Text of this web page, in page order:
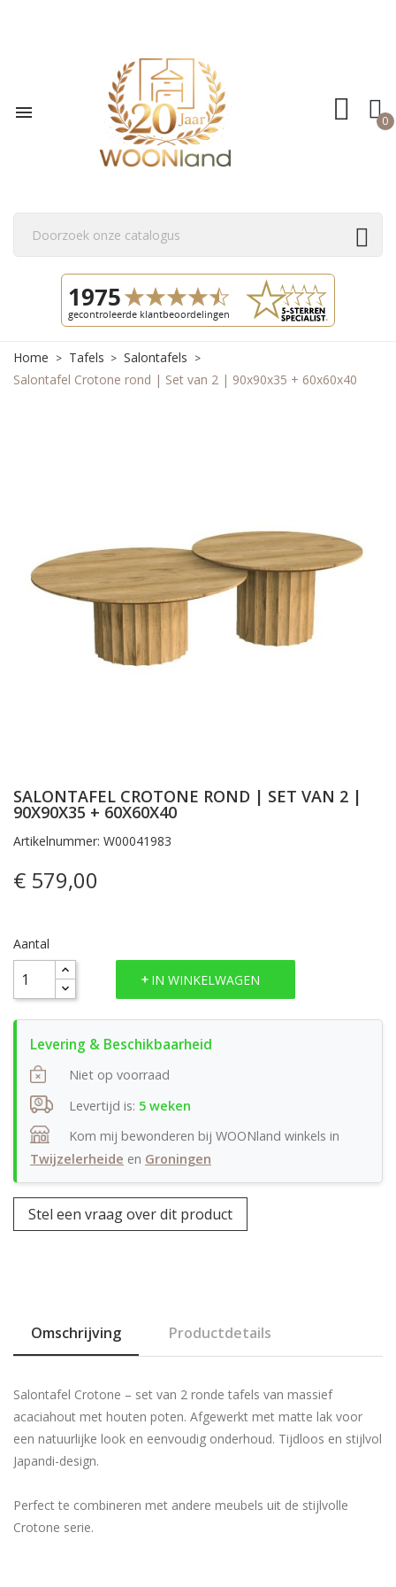
 0
Home Tafels
Salontafels
Salontafel Crotone rond | Set van 2 | 90x90x35 + 60x60x40
SALONTAFEL CROTONE ROND | SET VAN 2 |
90X90X35 + 60X60X40
Artikelnummer: W00041983
€ 579,00
Aantal
IN WINKELWAGEN
Niet op voorraad
Levertijd is: 5 weken
Kom mij bewonderen bij WOONland winkels in
Twijzelerheide en Groningen
Stel een vraag over dit product
Omschrijving Productdetails
Salontafel Crotone – set van 2 ronde tafels van massief
acaciahout met houten poten. Afgewerkt met matte lak voor
een natuurlijke look en eenvoudig onderhoud. Tijdloos en stijlvol
Japandi-design.
Perfect te combineren met andere meubels uit de stijlvolle
Crotone serie.